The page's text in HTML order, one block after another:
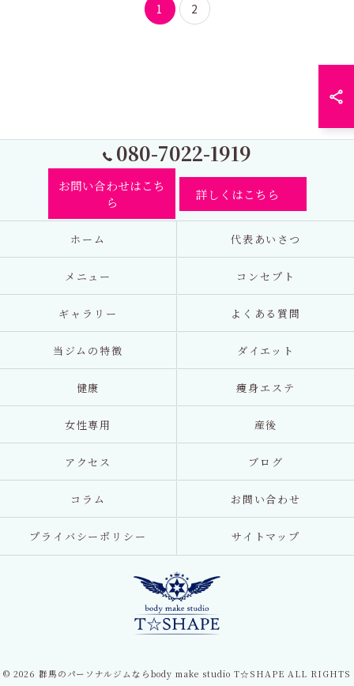
1 2
080-7022-1919
お問い合わせはこち
ら
詳しくはこちら
ホーム 代表あいさつ
メニュー コンセプト
ギャラリー よくある質問
当ジムの特徴 ダイエット
健康 痩身エステ
女性専用 産後
アクセス ブログ
コラム お問い合わせ
プライバシーポリシー サイトマップ
© 2026 群馬のパーソナルジムならbody make studio T☆SHAPE ALL RIGHTS